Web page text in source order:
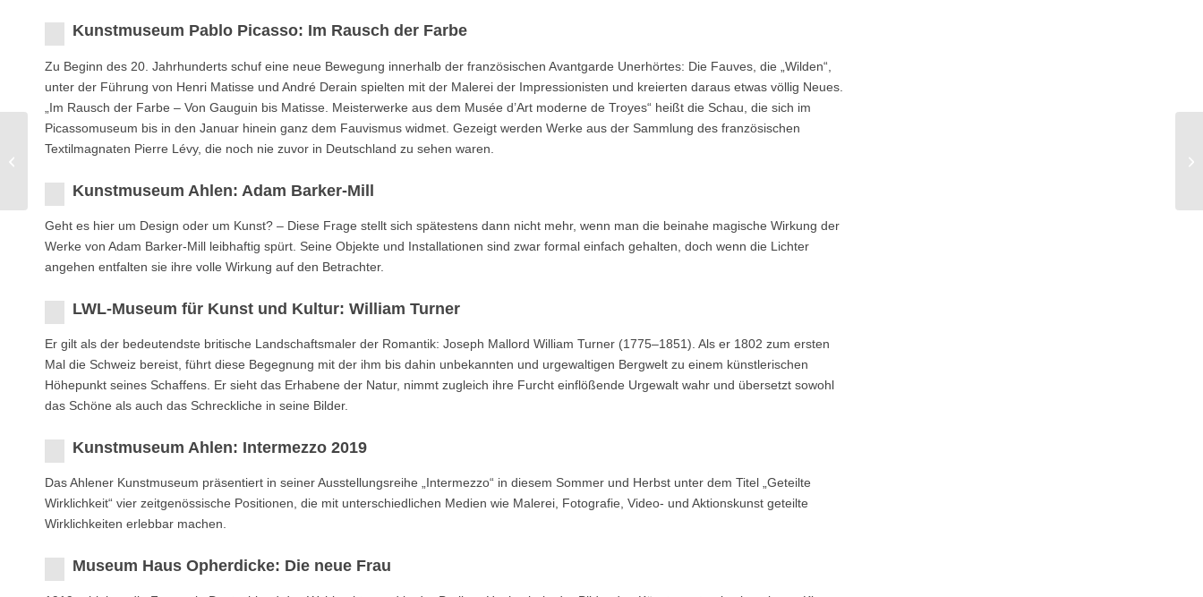
Kunstmuseum Pablo Picasso: Im Rausch der Farbe
Zu Beginn des 20. Jahrhunderts schuf eine neue Bewegung innerhalb der französischen Avantgarde Unerhörtes: Die Fauves, die „Wilden“,
unter der Führung von Henri Matisse und André Derain spielten mit der Malerei der Impressionisten und kreierten daraus etwas völlig Neues.
„Im Rausch der Farbe – Von Gauguin bis Matisse. Meisterwerke aus dem Musée d’Art moderne de Troyes“ heißt die Schau, die sich im
Picassomuseum bis in den Januar hinein ganz dem Fauvismus widmet. Gezeigt werden Werke aus der Sammlung des französischen
Textilmagnaten Pierre Lévy, die noch nie zuvor in Deutschland zu sehen waren.
Kunstmuseum Ahlen: Adam Barker-Mill
Geht es hier um Design oder um Kunst? – Diese Frage stellt sich spätestens dann nicht mehr, wenn man die beinahe magische Wirkung der
Werke von Adam Barker-Mill leibhaftig spürt. Seine Objekte und Installationen sind zwar formal einfach gehalten, doch wenn die Lichter
angehen entfalten sie ihre volle Wirkung auf den Betrachter.
LWL-Museum für Kunst und Kultur: William Turner
Er gilt als der bedeutendste britische Landschaftsmaler der Romantik: Joseph Mallord William Turner (1775–1851). Als er 1802 zum ersten
Mal die Schweiz bereist, führt diese Begegnung mit der ihm bis dahin unbekannten und urgewaltigen Bergwelt zu einem künstlerischen
Höhepunkt seines Schaffens. Er sieht das Erhabene der Natur, nimmt zugleich ihre Furcht einflößende Urgewalt wahr und übersetzt sowohl
das Schöne als auch das Schreckliche in seine Bilder.
Kunstmuseum Ahlen: Intermezzo 2019
Das Ahlener Kunstmuseum präsentiert in seiner Ausstellungsreihe „Intermezzo“ in diesem Sommer und Herbst unter dem Titel „Geteilte
Wirklichkeit“ vier zeitgenössische Positionen, die mit unterschiedlichen Medien wie Malerei, Fotografie, Video- und Aktionskunst geteilte
Wirklichkeiten erlebbar machen.
Museum Haus Opherdicke: Die neue Frau
Stadtmuseum
von Kalle Noltenhans